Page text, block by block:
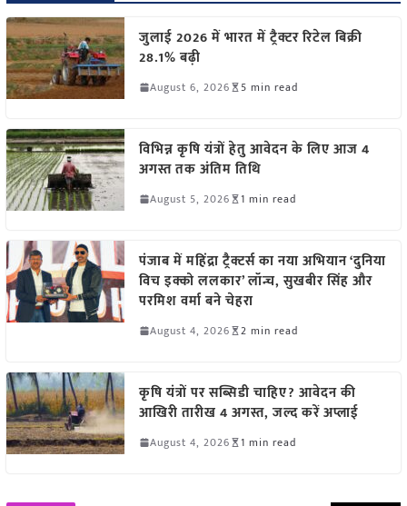
जुलाई 2026 में भारत में ट्रैक्टर रिटेल बिक्री
28.1% बढ़ी
August 6, 2026 5 min read
विभिन्न कृषि यंत्रों हेतु आवेदन के लिए आज 4
अगस्त तक अंतिम तिथि
August 5, 2026 1 min read
पंजाब में महिंद्रा ट्रैक्टर्स का नया अभियान ‘दुनिया
विच इक्को ललकार’ लॉन्च, सुखबीर सिंह और
परमिश वर्मा बने चेहरा
August 4, 2026 2 min read
कृषि यंत्रों पर सब्सिडी चाहिए? आवेदन की
आखिरी तारीख 4 अगस्त, जल्द करें अप्लाई
August 4, 2026 1 min read